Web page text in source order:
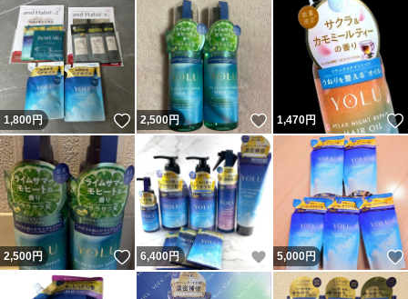
1,800円 いいね！
2,500円 いいね！
1,470円
2,500円 いいね！
6,400円 いいね！
5,000円